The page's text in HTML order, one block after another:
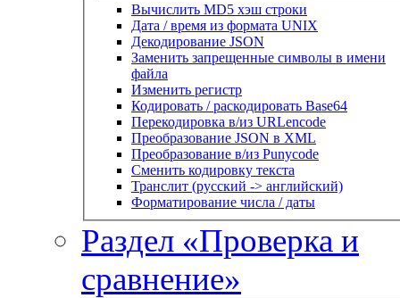
Вычислить MD5 хэш строки
Дата / время из формата UNIX
Декодирование JSON
Заменить запрещенные символы в имени
файла
Изменить регистр
Кодировать / раскодировать Base64
Перекодировка в/из URLencode
Преобразование JSON в XML
Преобразование в/из Punycode
Сменить кодировку текста
Транслит (русский -> английский)
Форматирование числа / даты
Раздел «Проверка и
сравнение»